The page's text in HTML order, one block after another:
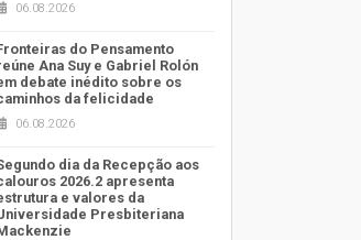
06.08.2026
do Pensamento
Ana Suy e Gabriel Rolón
debate inédito sobre os
da felicidade
06.08.2026
dia da Recepção aos
2026.2 apresenta
e valores da
Presbiteriana